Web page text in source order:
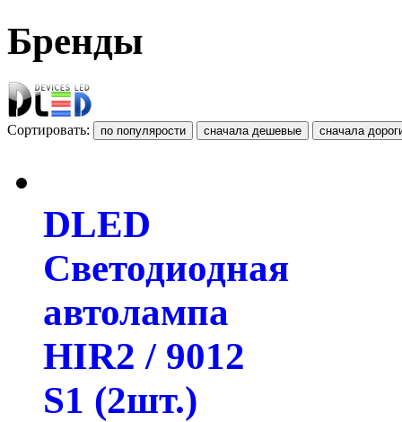
Бренды
Сортировать:
DLED
Светодиодная
автолампа
HIR2 / 9012
S1 (2шт.)